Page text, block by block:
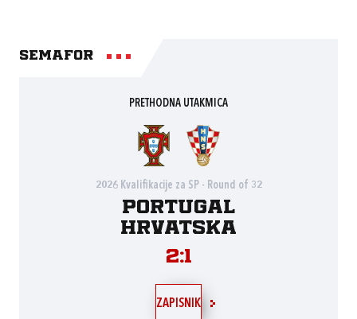
Semafor
PRETHODNA UTAKMICA
2026 Kvalifikacije za SP - Round of 32
Portugal
Hrvatska
2:1
ZAPISNIK